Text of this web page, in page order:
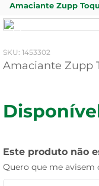
Amaciante Zupp
: 1453302
Amaciante Zupp
Este produto não
Quero que me avisem